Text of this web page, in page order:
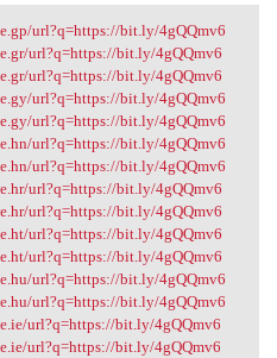
url?q=https
url?q=https://bit.ly/4gQQmv6
url?q=https://bit.ly/4gQQmv6
url?q=https://bit.ly/4gQQmv6
url?q=https://bit.ly/4gQQmv6
url?q=https://bit.ly/4gQQmv6
url?q=https://bit.ly/4gQQmv6
url?q=https://bit.ly/4gQQmv6
url?q=https://bit.ly/4gQQmv6
url?q=https://bit.ly/4gQQmv6
url?q=https://bit.ly/4gQQmv6
url?q=https://bit.ly/4gQQmv6
url?q=https://bit.ly/4gQQmv6
url?q=https://bit.ly/4gQQmv6
url?q=https://bit.ly/4gQQmv6
url?q=https://bit.ly/4gQQmv6